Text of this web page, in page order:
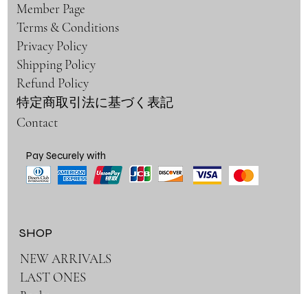
Member Page
Terms & Conditions
Privacy Policy
Shipping Policy
Refund Policy
特定商取引法に基づく表記
Contact
SHOP
NEW ARRIVALS
LAST ONES
Pay Securely with